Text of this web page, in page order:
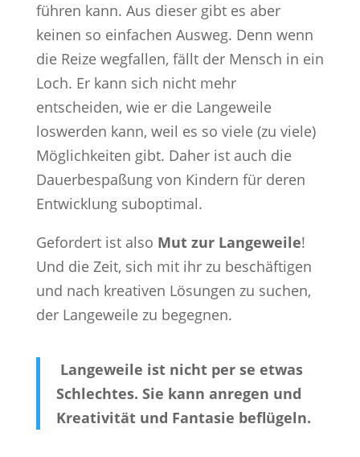
führen kann. Aus dieser gibt es aber
keinen so einfachen Ausweg. Denn wenn
die Reize wegfallen, fällt der Mensch in ein
Loch. Er kann sich nicht mehr
entscheiden, wie er die Langeweile
loswerden kann, weil es so viele (zu viele)
Möglichkeiten gibt. Daher ist auch die
Dauerbespaßung von Kindern für deren
Entwicklung suboptimal.
Gefordert ist also Mut zur Langeweile!
Und die Zeit, sich mit ihr zu beschäftigen
und nach kreativen Lösungen zu suchen,
der Langeweile zu begegnen.
Langeweile ist nicht per se etwas
Schlechtes. Sie kann anregen und
Kreativität und Fantasie beflügeln.